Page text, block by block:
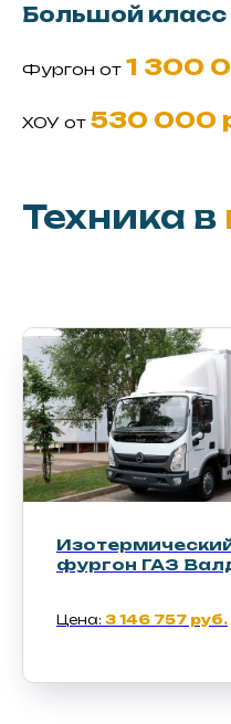
Большой класс
Фургон от 1 300
ХОУ от 530 000
Техника в
фургон ГАЗ
Цена:3 346 136